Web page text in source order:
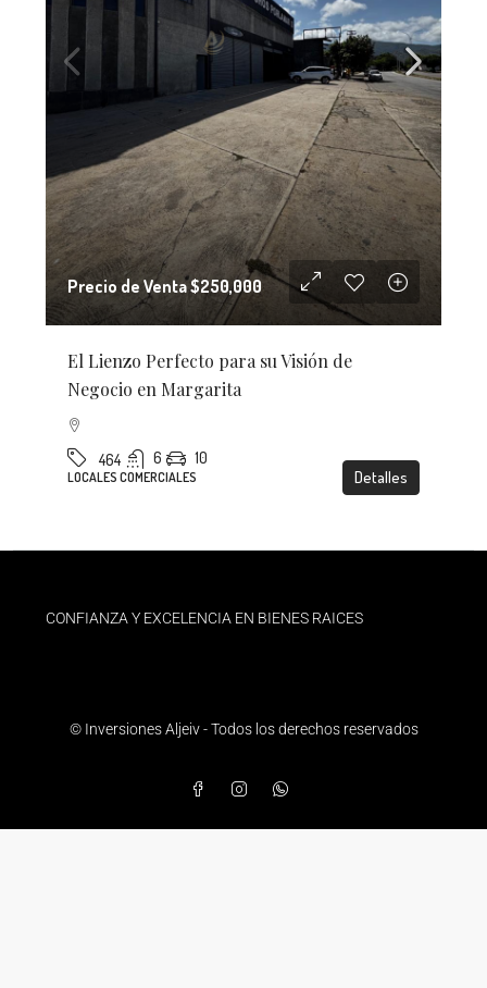
Precio de Venta$250,000
El Lienzo Perfecto para su Visión de
Negocio en Margarita
464 6 10
LOCALES COMERCIALES Detalles
CONFIANZA Y EXCELENCIA EN BIENES RAICES
© Inversiones Aljeiv - Todos los derechos reservados